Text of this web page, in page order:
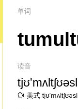
单词
读音
美式